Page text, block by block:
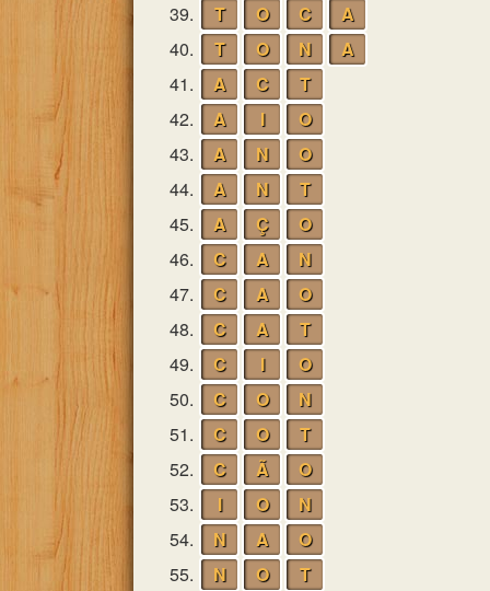
39.
T O C
A
40.
T O N
A
41.
A C
T
42.
A I
O
43.
A N
O
44.
A N
T
45.
A Ç
O
46.
C A
N
47.
C A
O
48.
C A
T
49.
C I
O
50.
C O
N
51.
C O
T
52.
C Ã
O
53.
I O
N
54.
N A
O
55.
N O
T